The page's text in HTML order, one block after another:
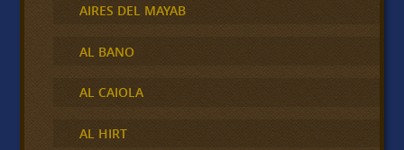
AIRES DEL MAYAB
AL BANO
AL CAIOLA
AL HIRT